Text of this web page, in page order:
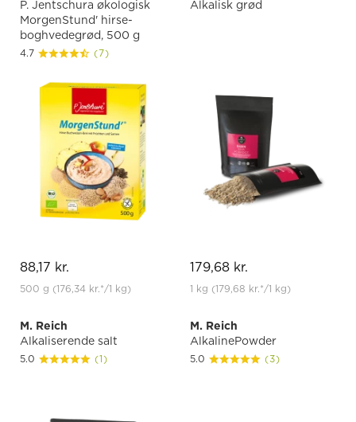
P. Jentschura økologisk
MorgenStund' hirse-
boghvedegrød, 500 g
4.7 (7)
88,17 kr.
500 g (176,34 kr.*/1 kg)
Alkalisk grød
179,68 kr.
1 kg (179,68 kr.*/1 kg)
M. Reich
Alkaliserende salt
5.0 (1)
M. Reich
AlkalinePowder
5.0 (3)